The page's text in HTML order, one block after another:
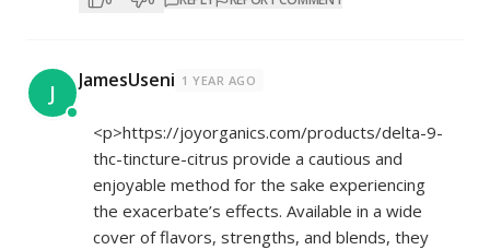
J JamesUseni 1 YEAR AGO
<p>https://joyorganics.com/products/delta-9-
thc-tincture-citrus provide a cautious and
enjoyable method for the sake experiencing
the exacerbate’s effects. Available in a wide
cover of flavors, strengths, and blends, they